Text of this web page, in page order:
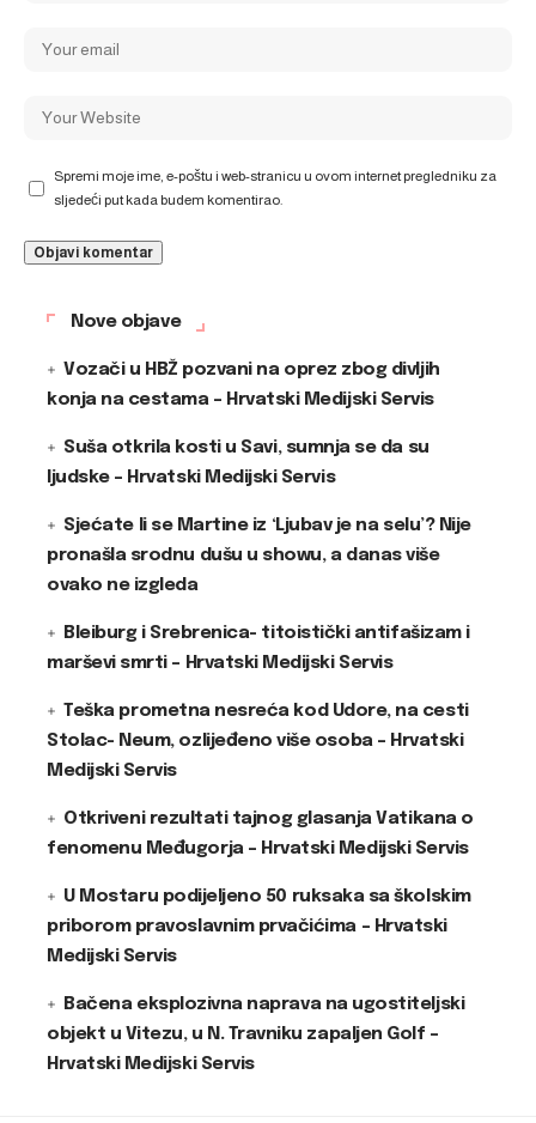
Spremi moje ime, e-poštu i web-stranicu u ovom internet pregledniku za
sljedeći put kada budem komentirao.
Nove objave
Vozači u HBŽ pozvani na oprez zbog divljih
konja na cestama – Hrvatski Medijski Servis
Suša otkrila kosti u Savi, sumnja se da su
ljudske – Hrvatski Medijski Servis
Sjećate li se Martine iz ‘Ljubav je na selu’? Nije
pronašla srodnu dušu u showu, a danas više
ovako ne izgleda
Bleiburg i Srebrenica- titoistički antifašizam i
marševi smrti – Hrvatski Medijski Servis
Teška prometna nesreća kod Udore, na cesti
Stolac- Neum, ozlijeđeno više osoba – Hrvatski
Medijski Servis
Otkriveni rezultati tajnog glasanja Vatikana o
fenomenu Međugorja – Hrvatski Medijski Servis
U Mostaru podijeljeno 50 ruksaka sa školskim
priborom pravoslavnim prvačićima – Hrvatski
Medijski Servis
Bačena eksplozivna naprava na ugostiteljski
objekt u Vitezu, u N. Travniku zapaljen Golf –
Hrvatski Medijski Servis